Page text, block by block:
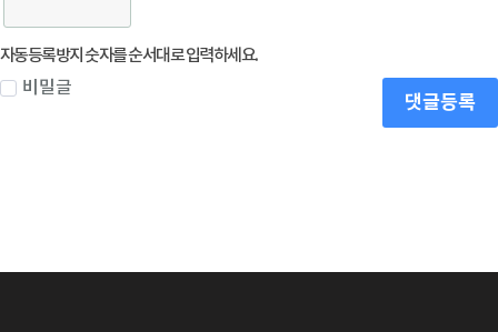
자동등록방지 숫자를 순서대로 입력하세요.
비밀글
댓글등록